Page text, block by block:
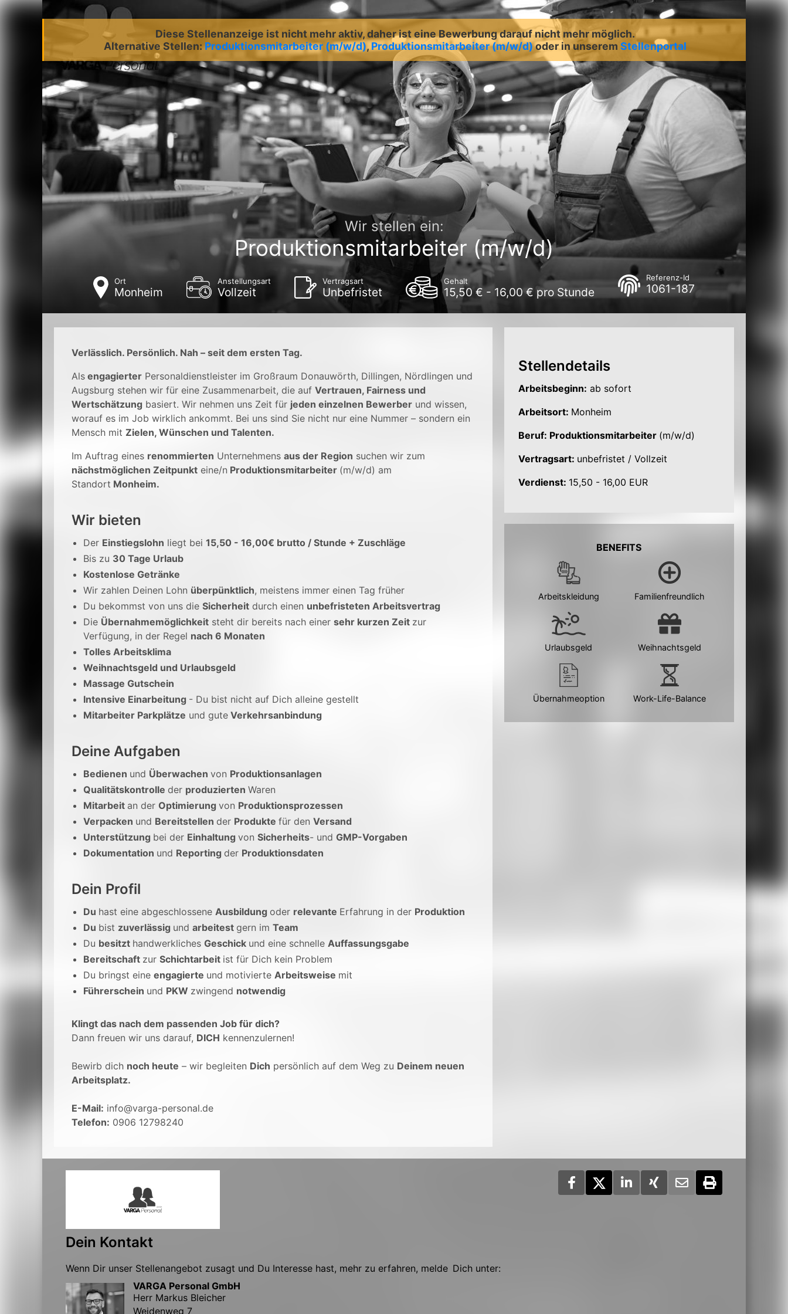
Diese Stellenanzeige ist nicht mehr aktiv, daher ist eine Bewerbung darauf nicht mehr möglich.
Alternative Stellen: Produktionsmitarbeiter (m/w/d), Produktionsmitarbeiter (m/w/d)oder in unserem Stellenportal
Wir stellen ein:
Produktionsmitarbeiter (m/w/d)
Ort
Monheim
Anstellungsart
Vollzeit
Vertragsart
Unbefristet
Gehalt
15,50 € - 16,00 € pro Stunde
Referenz-Id
1061-187
Verlässlich. Persönlich. Nah – seit dem ersten Tag.
Als engagierter Personaldienstleister im Großraum Donauwörth, Dillingen, Nördlingen und
Augsburg stehen wir für eine Zusammenarbeit, die auf Vertrauen, Fairness und
Wertschätzung basiert. Wir nehmen uns Zeit für jeden einzelnen Bewerber und wissen,
worauf es im Job wirklich ankommt. Bei uns sind Sie nicht nur eine Nummer – sondern ein
Mensch mit Zielen, Wünschen und Talenten.
Im Auftrag eines renommierten Unternehmens aus der Region suchen wir zum
nächstmöglichen Zeitpunkt eine/n Produktionsmitarbeiter (m/w/d) am
Standort Monheim.
Wir bieten
Der Einstiegslohn liegt bei 15,50 - 16,00€ brutto / Stunde + Zuschläge
Bis zu 30 Tage Urlaub
Kostenlose Getränke
Wir zahlen Deinen Lohn überpünktlich, meistens immer einen Tag früher
Du bekommst von uns die Sicherheit durch einen unbefristeten Arbeitsvertrag
Die Übernahmemöglichkeit steht dir bereits nach einer sehr kurzen Zeit zur
Verfügung, in der Regel nach 6 Monaten
Tolles Arbeitsklima
Weihnachtsgeld und Urlaubsgeld
Massage Gutschein
Intensive Einarbeitung - Du bist nicht auf Dich alleine gestellt
Mitarbeiter Parkplätze und gute Verkehrsanbindung
Deine Aufgaben
Bedienen und Überwachen von Produktionsanlagen
Qualitätskontrolle der produzierten Waren
Mitarbeit an der Optimierung von Produktionsprozessen
Verpacken und Bereitstellen der Produkte für den Versand
Unterstützung bei der Einhaltung von Sicherheits- und GMP-Vorgaben
Dokumentation und Reporting der Produktionsdaten
Dein Profil
Du hast eine abgeschlossene Ausbildung oder relevante Erfahrung in der Produktion
Du bist zuverlässig und arbeitest gern im Team
Du besitzt handwerkliches Geschick und eine schnelle Auffassungsgabe
Bereitschaft zur Schichtarbeit ist für Dich kein Problem
Du bringst eine engagierte und motivierte Arbeitsweise mit
Führerschein und PKW zwingend notwendig
Klingt das nach dem passenden Job für dich?
Dann freuen wir uns darauf, DICH kennenzulernen!
Bewirb dich noch heute – wir begleiten Dich persönlich auf dem Weg zu Deinem neuen
Arbeitsplatz.
E-Mail: info@varga-personal.de
Telefon: 0906 12798240
Stellendetails
Arbeitsbeginn: ab sofort
Arbeitsort: Monheim
Beruf: Produktionsmitarbeiter (m/w/d)
Vertragsart: unbefristet / Vollzeit
Verdienst: 15,50 - 16,00 EUR
BENEFITS
Arbeitskleidung Familienfreundlich
Urlaubsgeld Weihnachtsgeld
Übernahmeoption Work-Life-Balance
Dein Kontakt
Wenn Dir unser Stellenangebot zusagt und Du Interesse hast, mehr zu erfahren, melde Dich unter:
VARGA Personal GmbH
Herr Markus Bleicher
Weidenweg 7